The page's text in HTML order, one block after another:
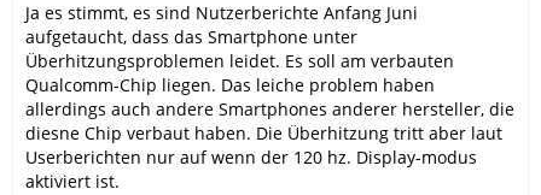
Ja es stimmt, es sind Nutzerberichte Anfang Juni
aufgetaucht, dass das Smartphone unter
Überhitzungsproblemen leidet. Es soll am verbauten
Qualcomm-Chip liegen. Das leiche problem haben
allerdings auch andere Smartphones anderer hersteller, die
diesne Chip verbaut haben. Die Überhitzung tritt aber laut
Userberichten nur auf wenn der 120 hz. Display-modus
aktiviert ist.